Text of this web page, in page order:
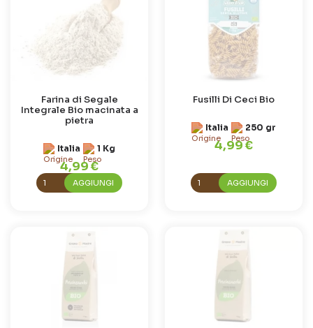
Farina di Segale
Integrale Bio macinata a
pietra
Italia 1 Kg
4,99 €
AGGIUNGI
Fusilli Di Ceci Bio
Italia 250 gr
4,99 €
AGGIUNGI